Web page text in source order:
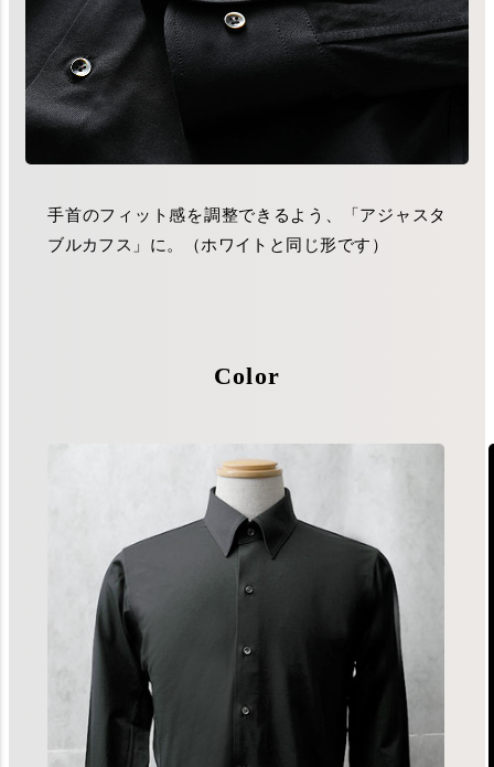
手首のフィット感を調整できるよう、「アジャスタ
ブルカフス」に。（ホワイトと同じ形です）
Color